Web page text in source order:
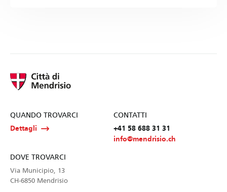
QUANDO TROVARCI
Dettagli
CONTATTI
+41 58 688 31 31
info@mendrisio.ch
DOVE TROVARCI
Via Municipio, 13
CH-6850 Mendrisio